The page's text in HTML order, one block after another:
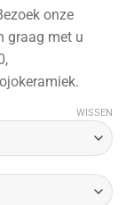
onze
graag met u
WISSEN